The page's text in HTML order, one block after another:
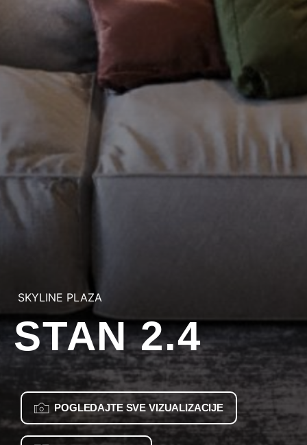
SKYLINE PLAZA
STAN 2.4
POGLEDAJTE SVE VIZUALIZACIJE